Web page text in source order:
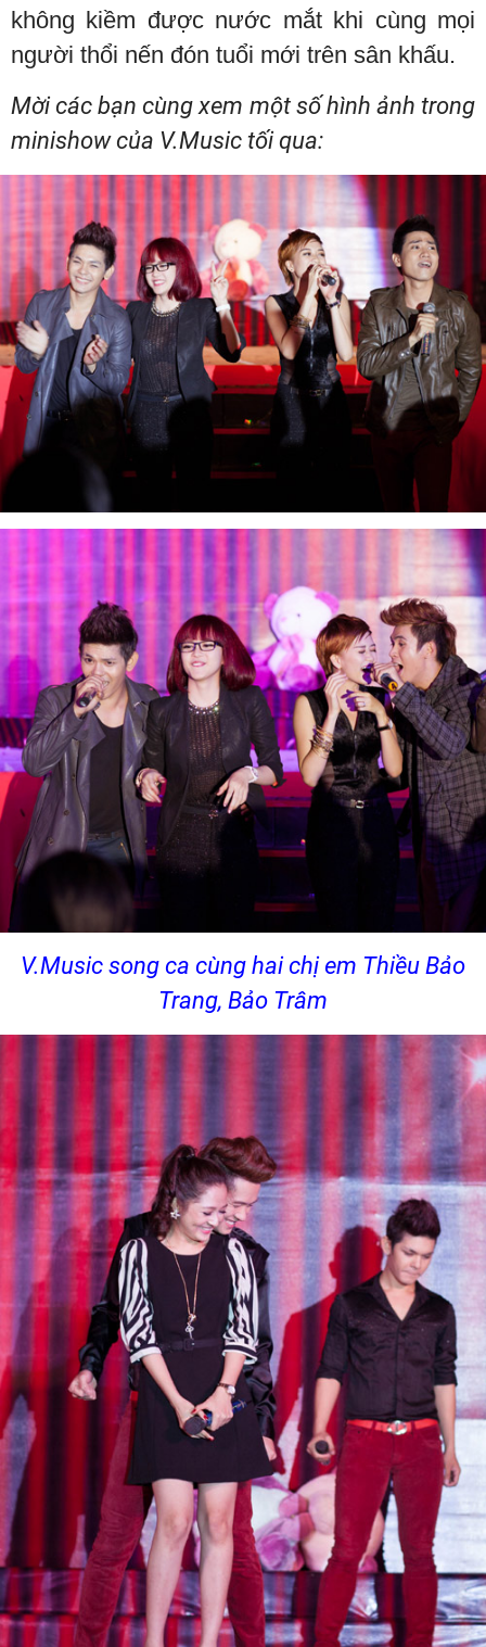
không kiềm được nước mắt khi cùng mọi
người thổi nến đón tuổi mới trên sân khấu.
Mời các bạn cùng xem một số hình ảnh trong
minishow của V.Music tối qua:
V.Music song ca cùng hai chị em Thiều Bảo
Trang, Bảo Trâm